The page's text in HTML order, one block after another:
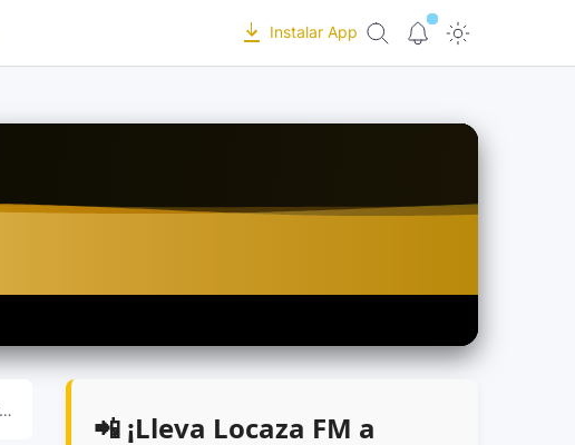
Instalar App
📲 ¡Lleva Locaza FM a